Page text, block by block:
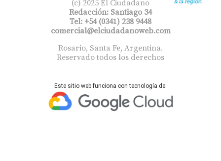
(c) 2025 El Ciudadano
Redacción: Santiago 34
Tel: +54 (0341) 238 9448
comercial@elciudadanoweb.com​
Rosario, Santa Fe, Argentina.
Reservado todos los derechos
Este sitio web funciona con tecnología de: